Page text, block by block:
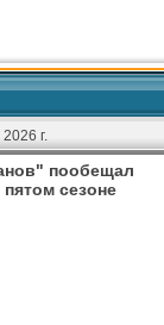
2026 г.
пообещал
сезоне